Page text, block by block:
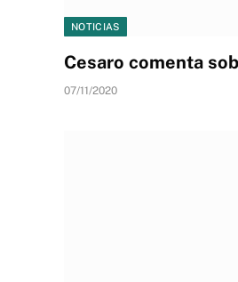
NOTICIAS
Cesaro comenta
07/11/2020